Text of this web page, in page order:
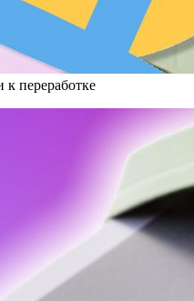
к переработке